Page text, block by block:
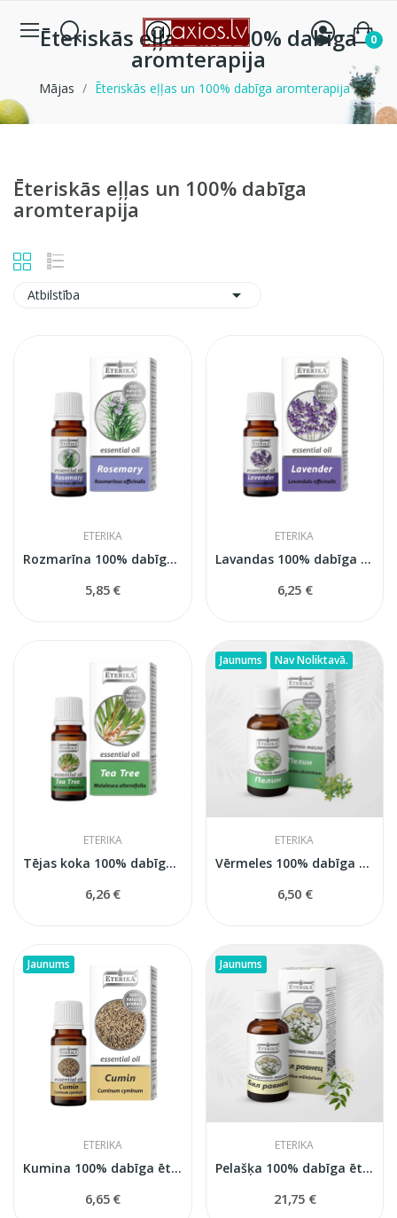
0
Ēteriskās eļļas un 100% dabīga
aromterapija
Mājas Ēteriskās eļļas un 100% dabīga aromterapija
Ēteriskās eļļas un 100% dabīga
aromterapija
Atbilstība 
ETERIKA
Rozmarīna 100% dabīga ēteriskā eļļa (Rosmarinus...
5,85 €
ETERIKA
Lavandas 100% dabīga ēteriskā eļļa (Lavandula...
6,25 €
ETERIKA
Tējas koka 100% dabīga ēteriskā eļļa (Melaleuca...
6,26 €
Jaunums Nav Noliktavā.
ETERIKA
Vērmeles 100% dabīga ēteriskā eļļa Eterika, 10 ml
6,50 €
Jaunums
ETERIKA
Kumina 100% dabīga ēteriskā eļļa Eterika, 10 ml
6,65 €
Jaunums
ETERIKA
Pelašķa 100% dabīga ēteriskā eļļa Eterika, 5 ml
21,75 €